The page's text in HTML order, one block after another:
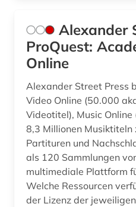
fernerkundung (1)
fernsehen (1)
fertigungstechnik (1)
fid asien (1)
Alexander
ProQuest:
Online
Alexander Street Press
Video Online (50.000
Videotitel), Music Online
8,3 Millionen Musiktiteln
Partituren und
als 120 Sammlungen
multimediale Plattform
Welche Ressourcen
der Lizenz der